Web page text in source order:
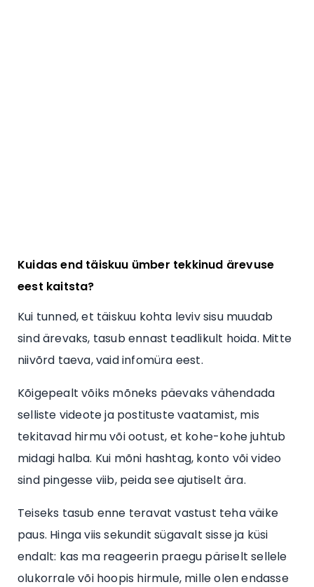
Kuidas end täiskuu ümber tekkinud ärevuse
eest kaitsta?
Kui tunned, et täiskuu kohta leviv sisu muudab
sind ärevaks, tasub ennast teadlikult hoida. Mitte
niivõrd taeva, vaid infomüra eest.
Kõigepealt võiks mõneks päevaks vähendada
selliste videote ja postituste vaatamist, mis
tekitavad hirmu või ootust, et kohe-kohe juhtub
midagi halba. Kui mõni hashtag, konto või video
sind pingesse viib, peida see ajutiselt ära.
Teiseks tasub enne teravat vastust teha väike
paus. Hinga viis sekundit sügavalt sisse ja küsi
endalt: kas ma reageerin praegu päriselt sellele
olukorrale või hoopis hirmule, mille olen endasse